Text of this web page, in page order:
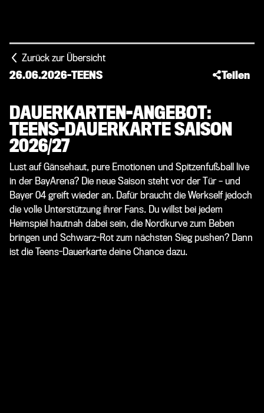
Zurück zur Übersicht
26.06.2026-TEENS Teilen
DAUERKARTEN-ANGEBOT:
TEENS-DAUERKARTE SAISON
2026/27
Lust auf Gänsehaut, pure Emotionen und Spitzenfußball live
in der BayArena? Die neue Saison steht vor der Tür – und
Bayer 04 greift wieder an. Dafür braucht die Werkself jedoch
die volle Unterstützung ihrer Fans. Du willst bei jedem
Heimspiel hautnah dabei sein, die Nordkurve zum Beben
bringen und Schwarz-Rot zum nächsten Sieg pushen? Dann
ist die Teens-Dauerkarte deine Chance dazu.